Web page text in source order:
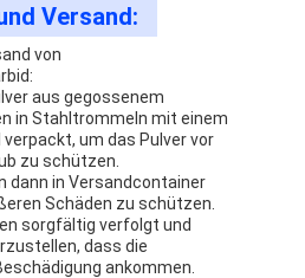
Versand:
von
aus gegossenem
in Stahltrommeln mit einem
um das Pulver vor
zu schützen.
dann in Versandcontainer
Schäden zu schützen.
sorgfältig verfolgt und
dass die
ankommen.